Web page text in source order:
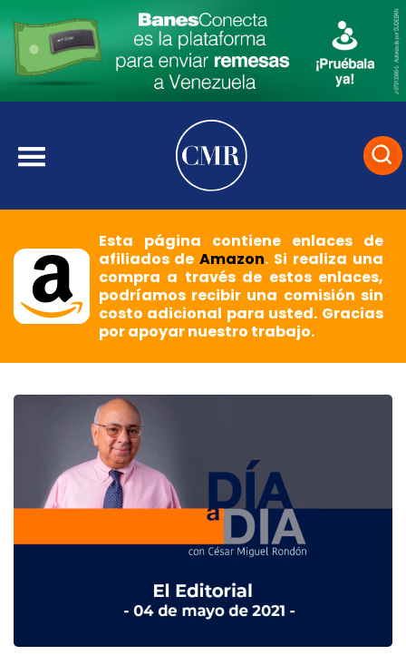
Esta página contiene enlaces de
afiliados deAmazon. Si realiza una
compra a través de estos enlaces,
podríamos recibir una comisión sin
costo adicional para usted. Gracias
por apoyar nuestro trabajo.